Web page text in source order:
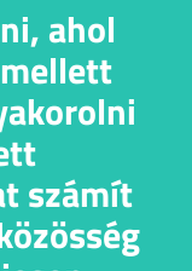
ahol
számít